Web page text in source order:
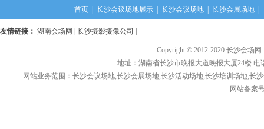
首页 长沙会议场地展示 长沙会议场地 长沙会展场地
友情链接： 湖南会场网 长沙摄影摄像公司
Copyright © 2012-2020 长沙会场
地址：湖南省长沙市晚报大道晚报大厦24楼 电
网站业务范围：长沙会议场地,长沙会展场地,长沙活动场地,长沙培训场地,长
网站备案